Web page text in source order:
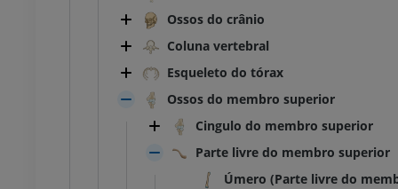
Ossos do crânio
Coluna vertebral
Esqueleto do tórax
Ossos do membro superior
Cingulo do membro superior
Parte livre do membro superior
Úmero (Parte livre do